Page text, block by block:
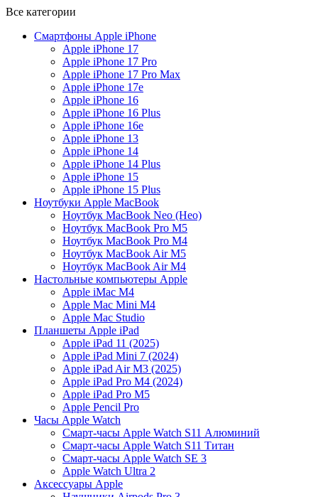
Все категории
Cмартфоны Apple iPhone
Apple iPhone 17
Apple iPhone 17 Pro
Apple iPhone 17 Pro Max
Apple iPhone 17e
Apple iPhone 16
Apple iPhone 16 Plus
Apple iPhone 16e
Apple iPhone 13
Apple iPhone 14
Apple iPhone 14 Plus
Apple iPhone 15
Apple iPhone 15 Plus
Ноутбуки Apple MacBook
Ноутбук MacBook Neo (Нeо)
Ноутбук MacBook Pro M5
Ноутбук MacBook Pro M4
Ноутбук MacBook Air M5
Ноутбук MacBook Air M4
Настольные компьютеры Apple
Apple iMac М4
Apple Mac Mini M4
Apple Mac Studio
Планшеты Apple iPad
Apple iPad 11 (2025)
Apple iPad Mini 7 (2024)
Apple iPad Air M3 (2025)
Apple iPad Pro M4 (2024)
Apple iPad Pro M5
Apple Pencil Pro
Часы Apple Watch
Смарт-часы Apple Watch S11 Алюминий
Смарт-часы Apple Watch S11 Титан
Смарт-часы Apple Watch SE 3
Apple Watch Ultra 2
Аксессуары Apple